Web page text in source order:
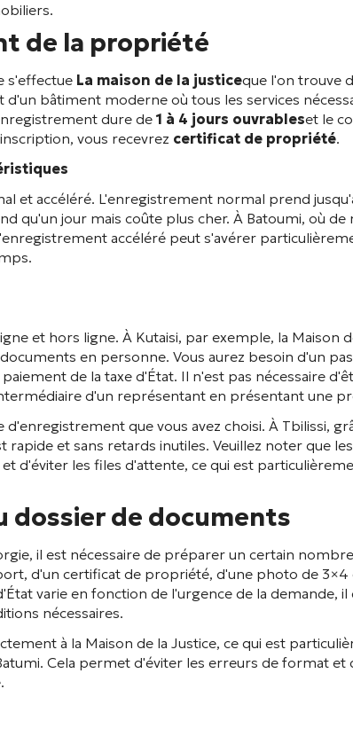
de la propriété
s'effectue La maison de la justiceque l'on trouve
d'un bâtiment moderne où tous les services
dure de 1 à 4 jours ouvrableset le
vous recevrez certificat de propriété.
et accéléré. L'enregistrement normal prend
qu'un jour mais coûte plus cher. À Batoumi, où
accéléré peut s'avérer
et hors ligne. À Kutaisi, par exemple, la Maison
en personne. Vous aurez besoin d'un
de la taxe d'État. Il n'est pas nécessaire
d'un représentant en présentant une
que vous avez choisi. À Tbilissi,
et sans retards inutiles. Veuillez noter que
d'éviter les files d'attente, ce qui est
dossier de documents
il est nécessaire de préparer un certain
d'un certificat de propriété, d'une photo de
varie en fonction de l'urgence de la demande, il
nécessaires.
à la Maison de la Justice, ce qui est
Cela permet d'éviter les erreurs de format et